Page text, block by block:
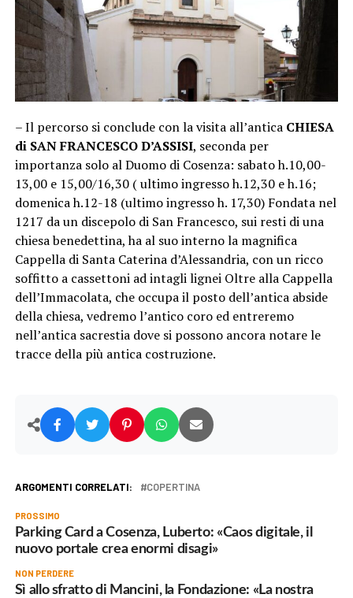
– Il percorso si conclude con la visita all’antica CHIESA
di SAN FRANCESCO D’ASSISI, seconda per
importanza solo al Duomo di Cosenza: sabato h.10,00-
13,00 e 15,00/16,30 ( ultimo ingresso h.12,30 e h.16;
domenica h.12-18 (ultimo ingresso h. 17,30) Fondata nel
1217 da un discepolo di San Francesco, sui resti di una
chiesa benedettina, ha al suo interno la magnifica
Cappella di Santa Caterina d’Alessandria, con un ricco
soffitto a cassettoni ad intagli lignei Oltre alla Cappella
dell’Immacolata, che occupa il posto dell’antica abside
della chiesa, vedremo l’antico coro ed entreremo
nell’antica sacrestia dove si possono ancora notare le
tracce della più antica costruzione.
ARGOMENTI CORRELATI: COPERTINA
PROSSIMO
Parking Card a Cosenza, Luberto: «Caos digitale, il
nuovo portale crea enormi disagi»
NON PERDERE
Sì allo sfratto di Mancini, la Fondazione: «La nostra